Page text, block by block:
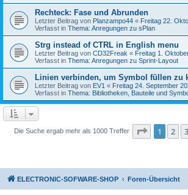
Rechteck: Fase und Abrunden
Letzter Beitrag von Planzampo44 « Freitag 22.
Verfasst in Thema: Anregungen zu sPlan
Strg instead of CTRL in English menu
Letzter Beitrag von CD32Freak « Freitag 1.
Verfasst in Thema: Anregungen zu Sprint-Layout
Linien verbinden, um Symbol füllen zu
Letzter Beitrag von EV1 « Freitag 24. September
Verfasst in Thema: Bibliotheken, Bauteile und
Die Suche ergab mehr als 1000 Treffer Seite 1von
1 2 3
ELECTRONIC-SOFWARE-SHOP Foren-Übersicht